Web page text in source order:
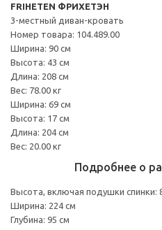
FRIHETEN ФРИХЕТЭН
3-местный диван-кровать
Номер товара: 104.489.00
Ширина: 90 см
Высота: 43 см
Длина: 208 см
Вес: 78.00 кг
Ширина: 69 см
Высота: 17 см
Длина: 204 см
Вес: 20.00 кг
Подробнее о
Высота, включая подушки спинки:
Ширина: 224 см
Глубина: 95 см